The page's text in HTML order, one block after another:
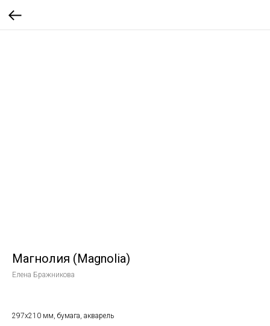
Магнолия (Magnolia)
Елена Бражникова
297х210 мм, бумага, акварель